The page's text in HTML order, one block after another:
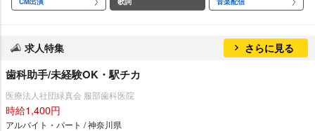
求人特集 さらに見る
歯科助手/未経験OK・駅チカ
医療法人社団緑真会 服部歯科医院
時給1,400円
アルバイト・パート / 神奈川県